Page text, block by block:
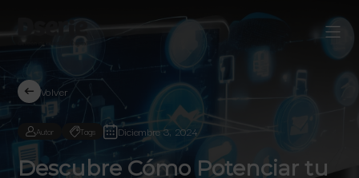
Volver
Autor Tags Diciembre 3, 2024
Descubre Cómo Potenciar tu